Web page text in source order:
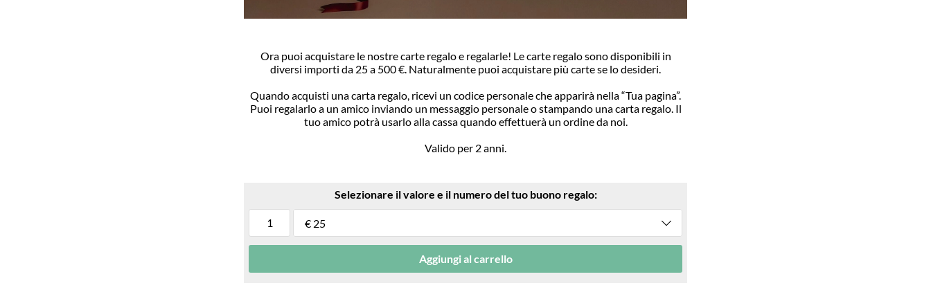
Ora puoi acquistare le nostre carte regalo e regalarle! Le carte regalo sono disponibili in
diversi importi da 25 a 500 €. Naturalmente puoi acquistare più carte se lo desideri.
Quando acquisti una carta regalo, ricevi un codice personale che apparirà nella “Tua pagina”.
Puoi regalarlo a un amico inviando un messaggio personale o stampando una carta regalo. Il
tuo amico potrà usarlo alla cassa quando effettuerà un ordine da noi.
Valido per 2 anni.
Selezionare il valore e il numero del tuo buono regalo:
Aggiungi al carrello